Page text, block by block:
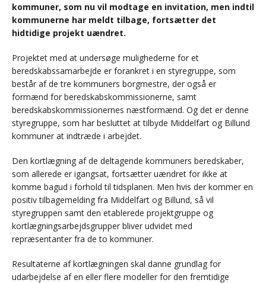
kommuner, som nu vil modtage en invitation, men indtil
kommunerne har meldt tilbage, fortsætter det
hidtidige projekt uændret.
Projektet med at undersøge mulighederne for et
beredskabssamarbejde er forankret i en styregruppe, som
består af de tre kommuners borgmestre, der også er
formænd for beredskabskommissionerne, samt
beredskabskommissionernes næstformænd. Og det er denne
styregruppe, som har besluttet at tilbyde Middelfart og Billund
kommuner at indtræde i arbejdet.
Den kortlægning af de deltagende kommuners beredskaber,
som allerede er igangsat, fortsætter uændret for ikke at
komme bagud i forhold til tidsplanen. Men hvis der kommer en
positiv tilbagemelding fra Middelfart og Billund, så vil
styregruppen samt den etablerede projektgruppe og
kortlægningsarbejdsgrupper bliver udvidet med
repræsentanter fra de to kommuner.
Resultaterne af kortlægningen skal danne grundlag for
udarbejdelse af en eller flere modeller for den fremtidige